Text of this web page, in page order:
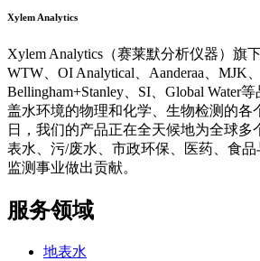
Xylem Analytics
Xylem Analytics（赛莱默分析仪器）旗下
WTW、OI Analytical、Aanderaa、MJK、
Bellingham+Stanley、SI、Global Water
盖水环境的物理和化学、生物检测的各
日，我们的产品正在全天候地为全球多
表水、污/废水、市政环保、医药、食
监测事业做出贡献。
服务领域
地表水